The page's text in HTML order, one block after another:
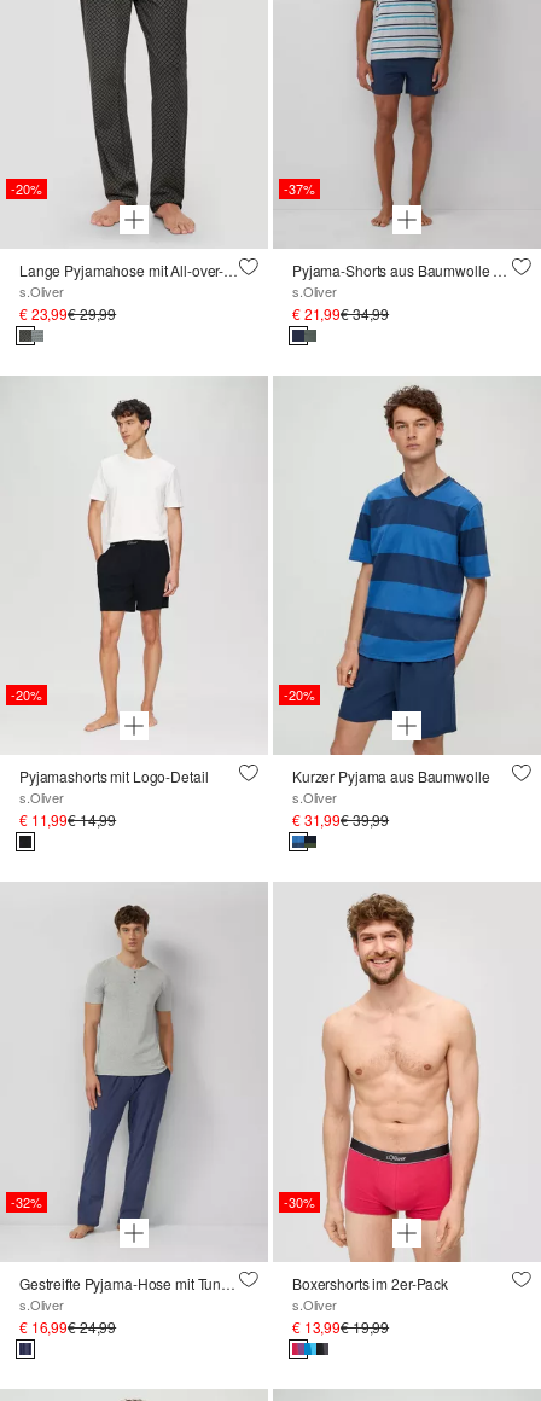
-20%
Lange Pyjamahose mit All-over-Print
s.Oliver
€ 23,99€ 29,99
-37%
Pyjama-Shorts aus Baumwolle mit Eingrifftaschen
s.Oliver
€ 21,99€ 34,99
-20%
Pyjamashorts mit Logo-Detail
s.Oliver
€ 11,99€ 14,99
-20%
Kurzer Pyjama aus Baumwolle
s.Oliver
€ 31,99€ 39,99
-32%
Gestreifte Pyjama-Hose mit Tunnelzugbund
s.Oliver
€ 16,99€ 24,99
-30%
Boxershorts im 2er-Pack
s.Oliver
€ 13,99€ 19,99